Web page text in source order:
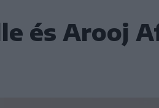
és Arooj